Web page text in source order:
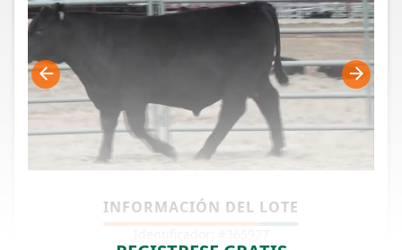
INFORMACIÓN DEL LOTE